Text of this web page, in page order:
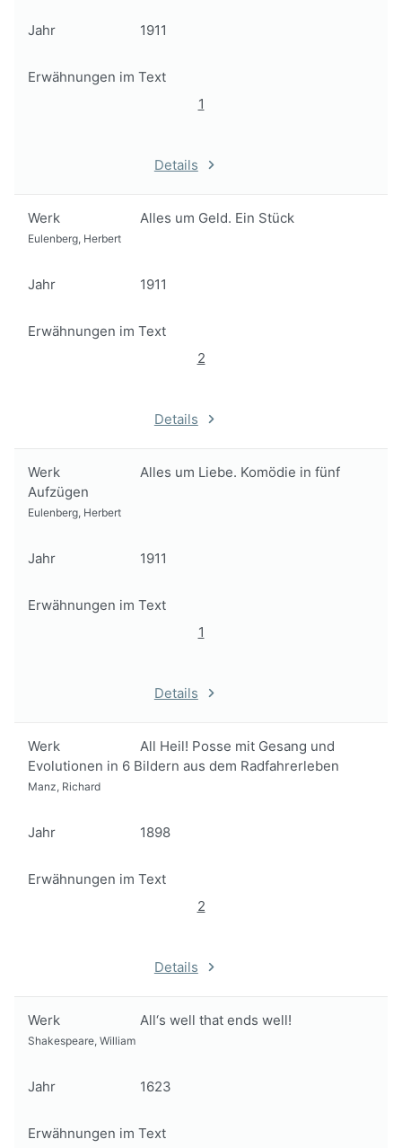
Jahr 1911
Erwähnungen im Text
1
Details
Werk Alles um Geld. Ein Stück
Eulenberg, Herbert
Jahr 1911
Erwähnungen im Text
2
Details
Werk
Alles um Liebe. Komödie in fünf
Aufzügen
Eulenberg, Herbert
Jahr 1911
Erwähnungen im Text
1
Details
Werk
All Heil! Posse mit Gesang und
Evolutionen in 6 Bildern aus dem Radfahrerleben
Manz, Richard
Jahr 1898
Erwähnungen im Text
2
Details
Werk All‘s well that ends well!
Shakespeare, William
Jahr 1623
Erwähnungen im Text